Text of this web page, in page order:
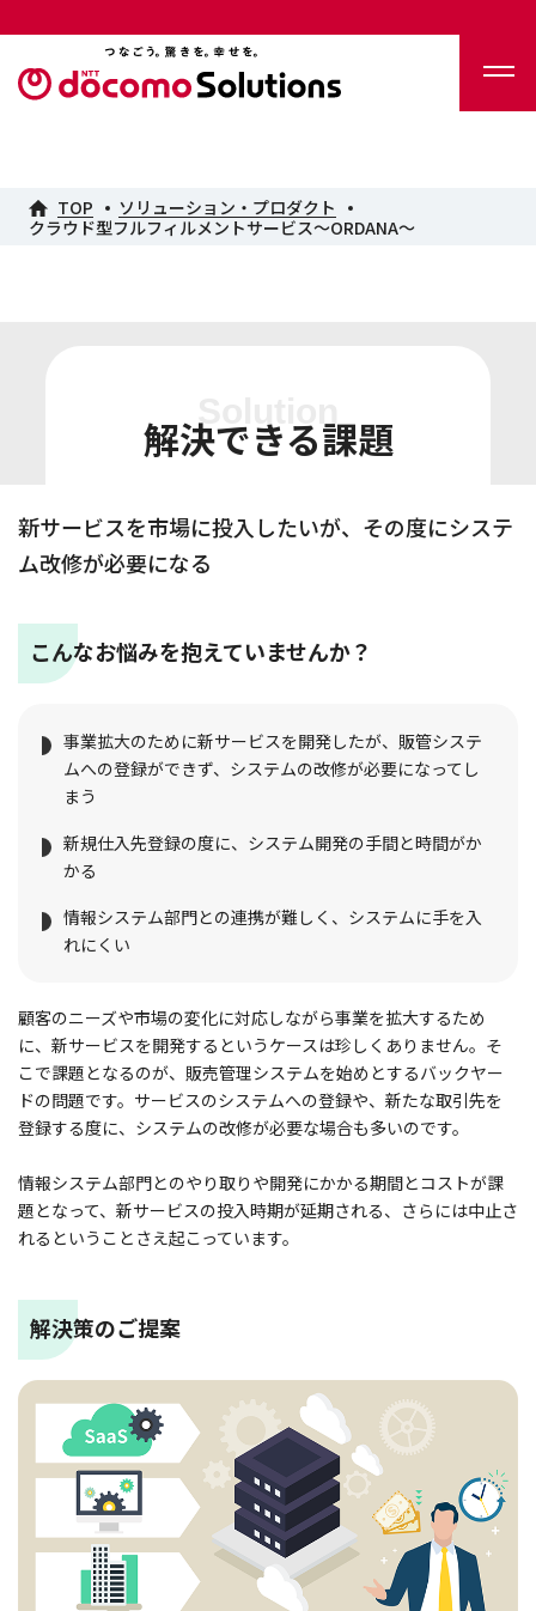
TOP
ソリューション・プロダクト
クラウド型フルフィルメントサービス～ORDANA～
解決できる課題
新サービスを市場に投入したいが、その度にシステ
ム改修が必要になる
こんなお悩みを抱えていませんか？
事業拡大のために新サービスを開発したが、販管システ
ムへの登録ができず、システムの改修が必要になってし
まう
新規仕入先登録の度に、システム開発の手間と時間がか
かる
情報システム部門との連携が難しく、システムに手を入
れにくい
顧客のニーズや市場の変化に対応しながら事業を拡大するため
に、新サービスを開発するというケースは珍しくありません。そ
こで課題となるのが、販売管理システムを始めとするバックヤー
ドの問題です。サービスのシステムへの登録や、新たな取引先を
登録する度に、システムの改修が必要な場合も多いのです。
情報システム部門とのやり取りや開発にかかる期間とコストが課
題となって、新サービスの投入時期が延期される、さらには中止さ
れるということさえ起こっています。
解決策のご提案